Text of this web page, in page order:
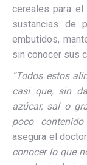
cereales para el
sustancias de
embutidos,
sin conocer sus
“Todos estos
casi que, sin
azúcar, sal o
poco
asegura el
conocer lo que